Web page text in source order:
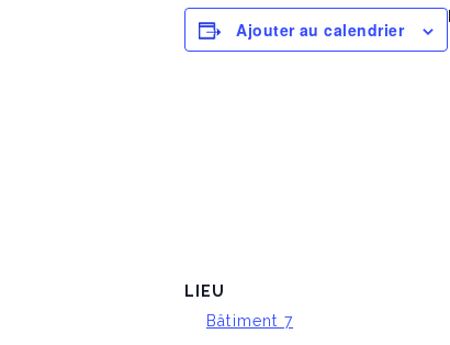
Ajouter au calendrier
LIEU
Bâtiment 7